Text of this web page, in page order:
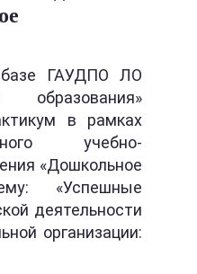
ГАУДПО ЛО
образования»
в рамках
учебно-
«Дошкольное
«Успешные
деятельности
организации: